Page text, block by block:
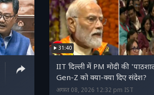
31:40
IIT दिल्ली में PM मोदी की
Gen-Z को क्या-क्या दिए संदेश?
अगस्त 08, 2026 12:32 pm IST